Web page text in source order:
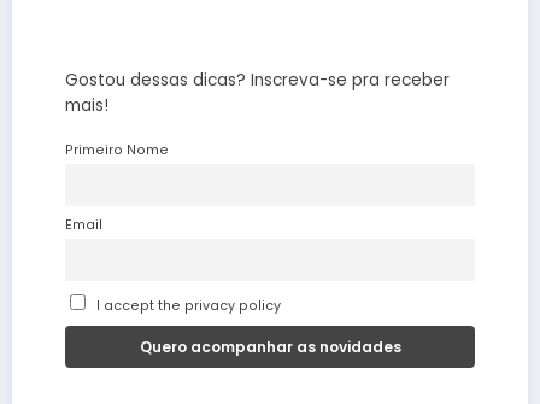
Gostou dessas dicas? Inscreva-se pra receber
mais!
Primeiro Nome
Email
I accept the privacy policy